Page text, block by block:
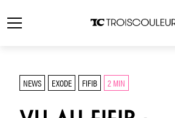
NEWS EXODE FIFIB 2 MIN